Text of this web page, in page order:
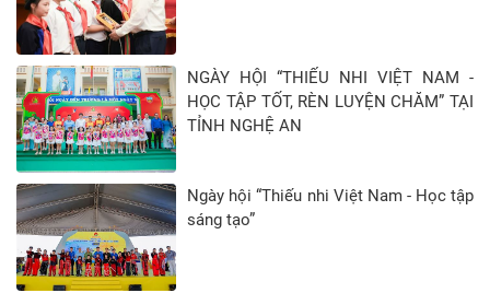
NGÀY HỘI “THIẾU NHI VIỆT NAM -
HỌC TẬP TỐT, RÈN LUYỆN CHĂM” TẠI
TỈNH NGHỆ AN
Ngày hội “Thiếu nhi Việt Nam - Học tập
sáng tạo”